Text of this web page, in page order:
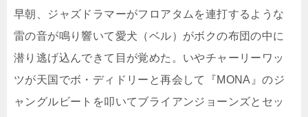
早朝、ジャズドラマーがフロアタムを連打するような
雷の音が鳴り響いて愛犬（ベル）がボクの布団の中に
潜り逃げ込んできて目が覚めた。いやチャーリーワッ
ツが天国でボ・ディドリーと再会して『MONA』のジ
ャングルビートを叩いてブライアンジョーンズとセッ